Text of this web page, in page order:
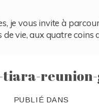
vous invite à
vie, aux quatre coins
reunion-
PUBLIÉ DANS